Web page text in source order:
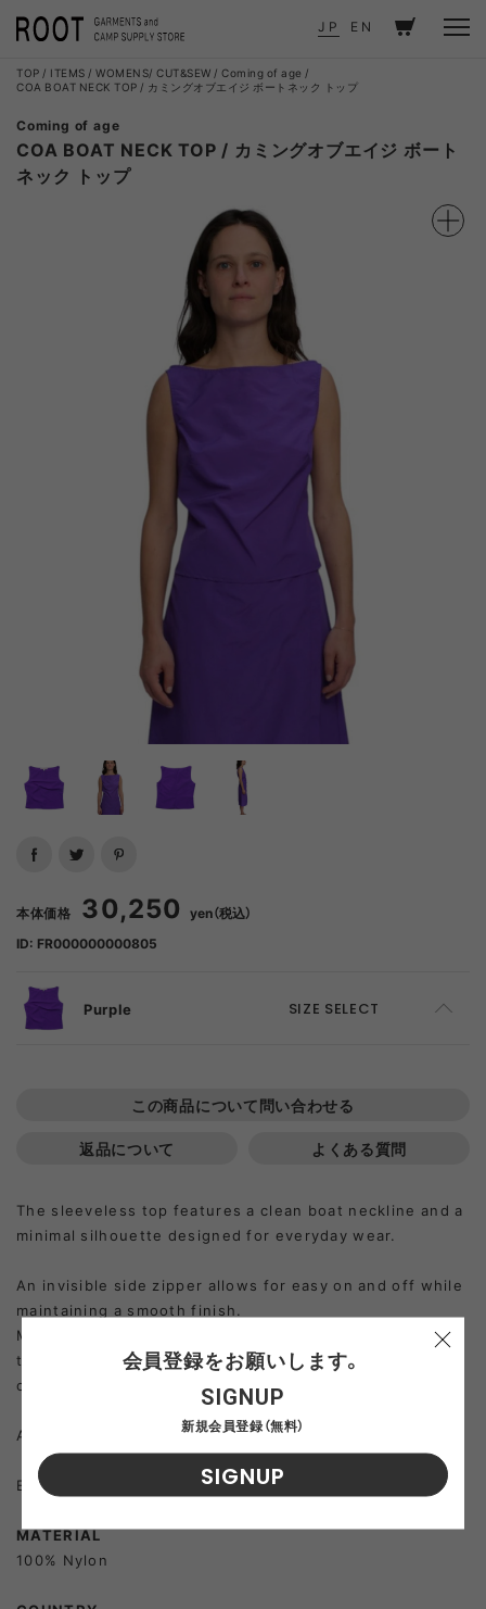
JP EN
TOP ITEMS WOMENS CUT&SEW
Coming of age
COA BOAT NECK TOP / カミングオブエイジ ボートネック トップ
Coming of age
COA BOAT NECK TOP / カミングオブエイジ ボート
ネック トップ
本体価格 30,250 yen（税込）
ID: FR000000000805
Purple SIZE SELECT
この商品について問い合わせる
返品について
よくある質問
The sleeveless top features a clean boat neckline and a
minimal silhouette designed for everyday wear.
An invisible side zipper allows for easy on and off while
maintaining a smooth finish.
Made from 100% nylon, using Japanese organic nylon
that is durable, water-repellent, and lightweight for
comfortable all-day wear.
Aliza is 5’3” and wearing size S.
Each piece is handmade in New York.
MATERIAL
100% Nylon
会員登録をお願いします。
SIGNUP
新規会員登録（無料）
SIGNUP